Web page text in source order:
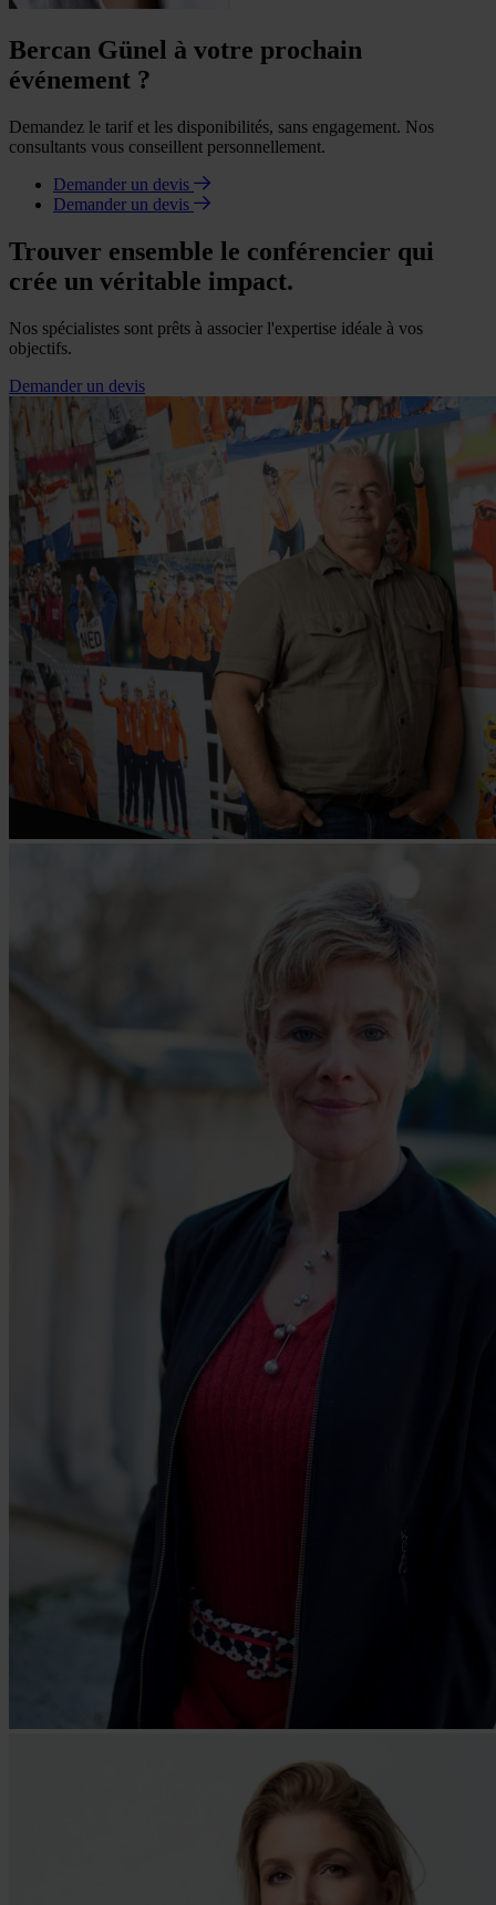
Bercan Günel à votre prochain
événement ?
Demandez le tarif et les disponibilités, sans engagement. Nos
consultants vous conseillent personnellement.
Demander un devis
Demander un devis
Trouver ensemble le conférencier qui
crée un véritable impact.
Nos spécialistes sont prêts à associer l'expertise idéale à vos
objectifs.
Demander un devis